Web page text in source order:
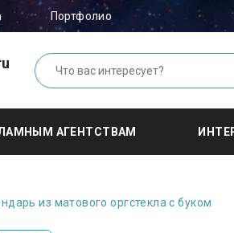
Портфолио
АГЕНТСТВАМ
из матового оргстекла с буком